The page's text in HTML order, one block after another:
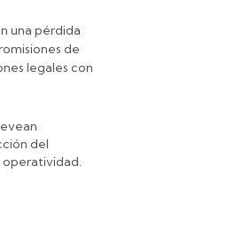
una pérdida
de
legales con
del
operatividad.